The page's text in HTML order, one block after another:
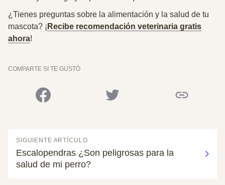
¿Tienes preguntas sobre la alimentación y la salud de tu
mascota? ¡ Recibe recomendación veterinaria gratis
ahora!
COMPARTE SI TE GUSTÓ
SIGUIENTE ARTÍCULO
Escalopendras ¿Son peligrosas para la
salud de mi perro?